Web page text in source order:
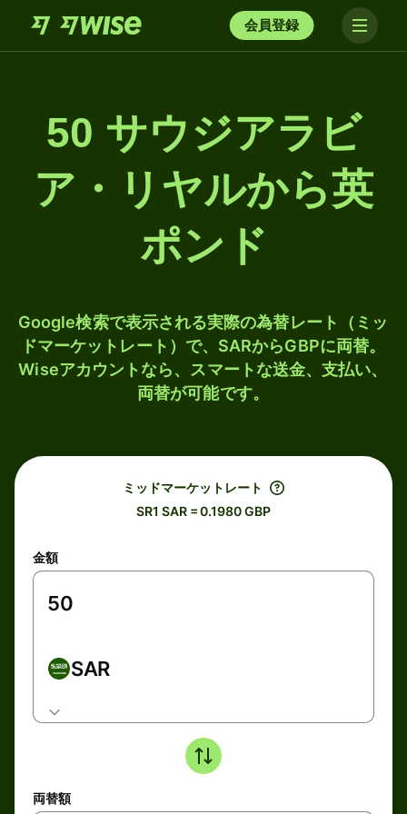
会員登録
50 サウジアラビ
ア・リヤルから英
ポンド
Google検索で表示される実際の為替レート（ミッ
ドマーケットレート）で、SARからGBPに両替。
Wiseアカウントなら、スマートな送金、支払い、
両替が可能です。
ミッドマーケットレート
SR1 SAR = 0.1980 GBP
金額
SAR
両替額